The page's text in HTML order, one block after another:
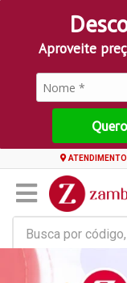
Aproveite
ATENDIMENTO